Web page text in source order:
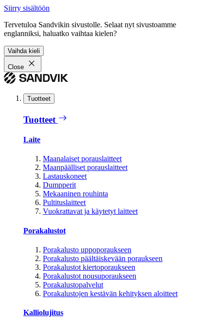
Siirry sisältöön
Tervetuloa Sandvikin sivustolle. Selaat nyt sivustoamme
englanniksi, haluatko vaihtaa kielen?
Vaihda kieli
Close
Tuotteet
Tuotteet
Laite
Maanalaiset porauslaitteet
Maanpäälliset porauslaitteet
Lastauskoneet
Dumpperit
Mekaaninen rouhinta
Pultituslaitteet
Vuokrattavat ja käytetyt laitteet
Porakalustot
Porakalusto uppoporaukseen
Porakalusto päältäiskevään poraukseen
Porakalustot kiertoporaukseen
Porakalustot nousuporaukseen
Porakalustopalvelut
Porakalustojen kestävän kehityksen aloitteet
Kalliolujitus